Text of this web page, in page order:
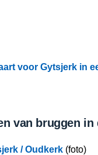
voor Gytsjerk in
van bruggen in
/ Oudkerk (foto)